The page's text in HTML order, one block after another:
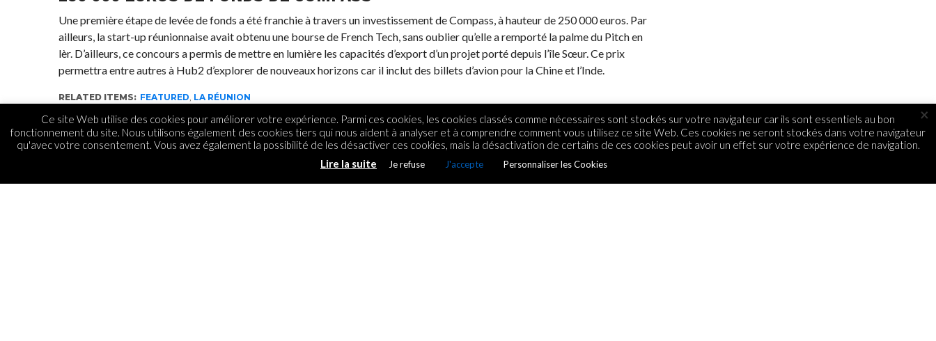
Une première étape de levée de fonds a été franchie à travers un investissement de Compass, à hauteur de 250 000 euros. Par
ailleurs, la start-up réunionnaise avait obtenu une bourse de French Tech, sans oublier qu’elle a remporté la palme du Pitch en
lèr. D’ailleurs, ce concours a permis de mettre en lumière les capacités d’export d’un projet porté depuis l’île Sœur. Ce prix
permettra entre autres à Hub2 d’explorer de nouveaux horizons car il inclut des billets d’avion pour la Chine et l’Inde.
RELATED ITEMS: FEATURED, LA RÉUNION
Ce site Web utilise des cookies pour améliorer votre expérience. Parmi ces cookies, les cookies classés comme nécessaires sont stockés sur votre navigateur car ils sont essentiels au bon
fonctionnement du site. Nous utilisons également des cookies tiers qui nous aident à analyser et à comprendre comment vous utilisez ce site Web. Ces cookies ne seront stockés dans votre navigateur
qu'avec votre consentement. Vous avez également la possibilité de les désactiver ces cookies, mais la désactivation de certains de ces cookies peut avoir un effet sur votre expérience de navigation.
Lire la suite
Je refuse J'accepte Personnaliser les Cookies
×